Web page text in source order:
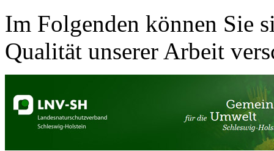
Im Folgenden können Sie
Qualität unserer Arbeit